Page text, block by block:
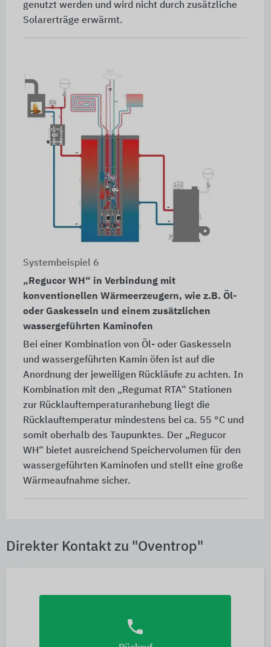
genutzt werden und wird nicht durch zusätzliche
Solarerträge erwärmt.
Systembeispiel 6
„Regucor WH“ in Verbindung mit
konventionellen Wärmeerzeugern, wie z.B. Öl-
oder Gaskesseln und einem zusätzlichen
wassergeführten Kaminofen
Bei einer Kombination von Öl- oder Gaskesseln
und wassergeführten Kamin öfen ist auf die
Anordnung der jeweiligen Rückläufe zu achten. In
Kombination mit den „Regumat RTA“ Stationen
zur Rücklauftemperaturanhebung liegt die
Rücklauftemperatur mindestens bei ca. 55 °C und
somit oberhalb des Taupunktes. Der „Regucor
WH“ bietet ausreichend Speichervolumen für den
wassergeführten Kaminofen und stellt eine große
Wärmeaufnahme sicher.
Direkter Kontakt zu "Oventrop"
phone